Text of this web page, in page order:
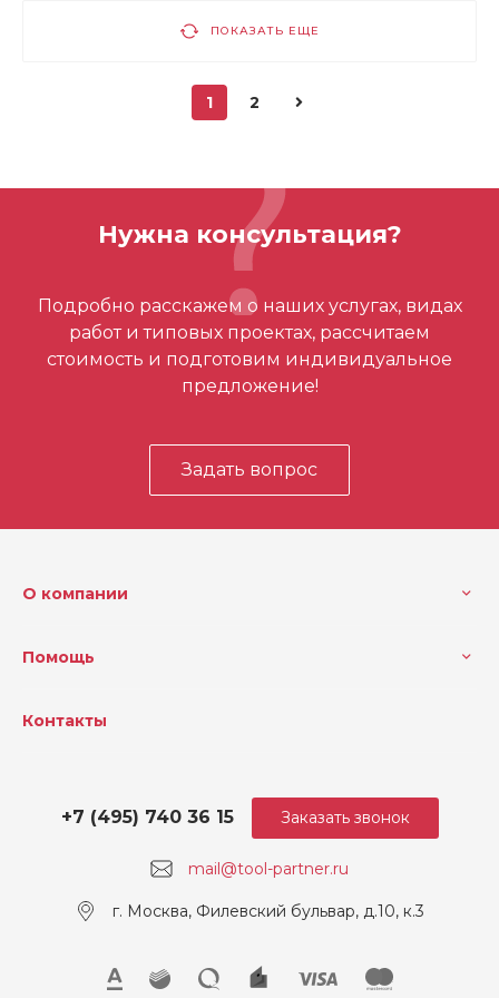
ПОКАЗАТЬ ЕЩЕ
1 2
Нужна консультация?
Подробно расскажем о наших услугах, видах
работ и типовых проектах, рассчитаем
стоимость и подготовим индивидуальное
предложение!
Задать вопрос
О компании
Помощь
Контакты
mail@tool-partner.ru
+7 (495) 740 36 15
г. Москва, Филевский бульвар, д.10, к.3
Заказать звонок